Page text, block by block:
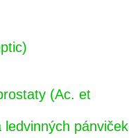
(Ac. et
pánviček